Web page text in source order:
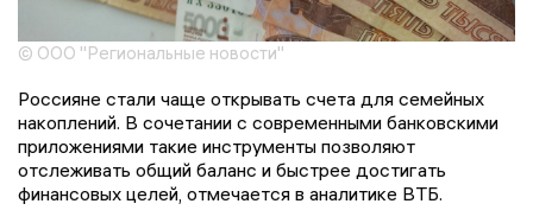
© ООО "Региональные новости"
Россияне стали чаще открывать счета для семейных
накоплений. В сочетании с современными банковскими
приложениями такие инструменты позволяют
отслеживать общий баланс и быстрее достигать
финансовых целей, отмечается в аналитике ВТБ.